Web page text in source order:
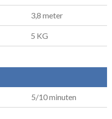
3,8 meter
5 KG
5/10 minuten